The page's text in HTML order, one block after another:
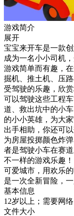
游戏简介
展开
宝宝来开车是一款
成为一名小小司机
游戏简单而有趣，
掘机、推土机、压
受驾驶的乐趣，欣
可以驾驶这些工程
道、救出坑中的小
的小小英雄，为大
出手相助，你还可
为房屋投掷颜色炸
者是驾驶小车在赛
不一样的游戏乐趣
可爱城市，用欢乐
是一次全新冒险，
基本信息
12岁以上；需要网
文件大小